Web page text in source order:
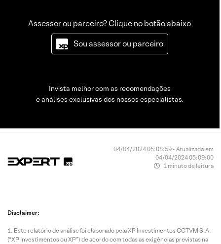
Assessor ou parceiro? Clique no botão abaixo
Sou assessor ou parceiro
Invista melhor com as recomendações
e análises exclusivas dos nossos especialistas.
04/04/2024 05:08:59 • Atualizado em
04/04/2024 05:09:00
1 minuto de leitura
Disclaimer:
Este relatório de análise foi elaborado pela XP Investimentos CCTVM S.A.
(“XP Investimentos ou XP”) de acordo com todas as exigências previstas na